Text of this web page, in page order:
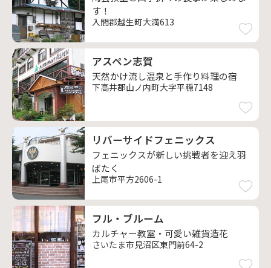
す！
入間郡越生町大満613
アスペン志賀
天然かけ流し温泉と手作り料理の宿
下高井郡山ノ内町大字平穏7148
リバーサイドフェニックス
フェニックスが新しい挑戦者を迎え羽
ばたく
上尾市平方2606-1
フル・ブルーム
カルチャー教室・可愛い雑貨造花
さいたま市見沼区東門前64-2